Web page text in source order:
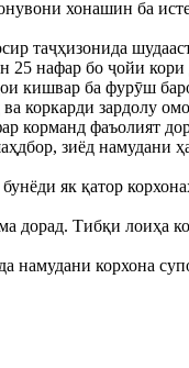
хонашин ба
таҷҳизонида
нафар бо ҷойи
кишвар ба фурӯш
коркарди зардолу
корманд фаъолият
зиёд намудани
як қатор
дорад. Тибқи лоиҳа
намудани корхона